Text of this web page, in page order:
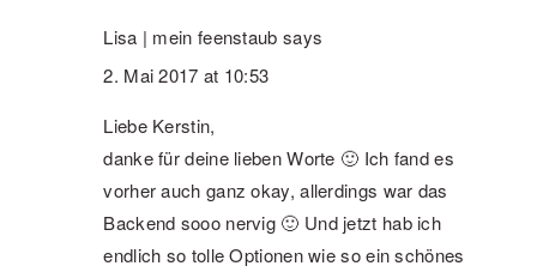
Lisa | mein feenstaub says
2. Mai 2017 at 10:53
Liebe Kerstin,
danke für deine lieben Worte 🙂 Ich fand es
vorher auch ganz okay, allerdings war das
Backend sooo nervig 🙂 Und jetzt hab ich
endlich so tolle Optionen wie so ein schönes